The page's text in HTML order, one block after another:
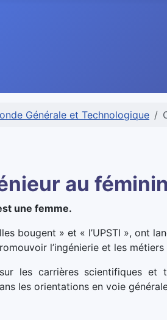
Générale et Technologique
au féminin
une femme.
bougent » et « l’UPSTI », ont
l’ingénierie et les
sur les carrières scientifiques
les orientations en voie